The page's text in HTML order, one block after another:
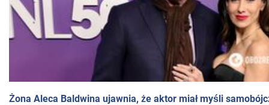
Żona Aleca Baldwina ujawnia, że aktor miał myśli